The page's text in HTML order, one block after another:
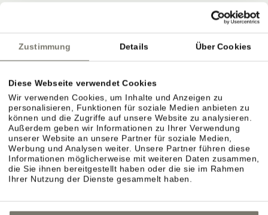
Zustimmung Details Über Cookies
Diese Webseite verwendet Cookies
Wir verwenden Cookies, um Inhalte und Anzeigen zu
personalisieren, Funktionen für soziale Medien anbieten zu
können und die Zugriffe auf unsere Website zu analysieren.
Außerdem geben wir Informationen zu Ihrer Verwendung
unserer Website an unsere Partner für soziale Medien,
Werbung und Analysen weiter. Unsere Partner führen diese
Informationen möglicherweise mit weiteren Daten zusammen,
die Sie ihnen bereitgestellt haben oder die sie im Rahmen
Ihrer Nutzung der Dienste gesammelt haben.
Zahlungsmethoden:
Banküberweisung
powered by
Kauf widerrufen
Informationen zum Widerrufsrecht hier